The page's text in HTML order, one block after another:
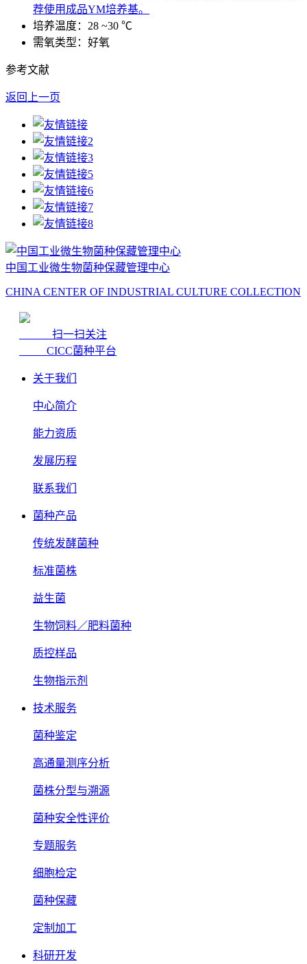
荐使用成品YM培养基。
培养温度：28 ~30 ℃
需氧类型：好氧
参考文献
返回上一页
中国工业微生物菌种保藏管理中心
CHINA CENTER OF INDUSTRIAL CULTURE COLLECTION
扫一扫关注
CICC菌种平台
关于我们
中心简介
能力资质
发展历程
联系我们
菌种产品
传统发酵菌种
标准菌株
益生菌
生物饲料／肥料菌种
质控样品
生物指示剂
技术服务
菌种鉴定
高通量测序分析
菌株分型与溯源
菌种安全性评价
专题服务
细胞检定
菌种保藏
定制加工
科研开发